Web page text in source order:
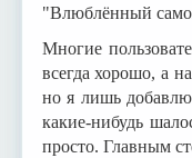
"Влюблённый
Многие
всегда хорошо, а
но я лишь
какие-нибудь
просто. Главным